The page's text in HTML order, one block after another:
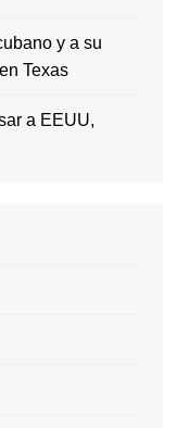
y a su
Texas
a EEUU,